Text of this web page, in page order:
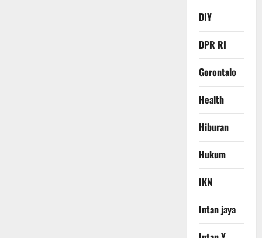
DIY
DPR RI
Gorontalo
Health
Hiburan
Hukum
IKN
Intan jaya